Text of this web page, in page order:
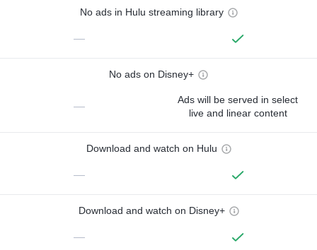
No ads in Hulu streaming library
—
No ads on Disney+
—
Ads will be served in select
live and linear content
Download and watch on Hulu
—
Download and watch on Disney+
—